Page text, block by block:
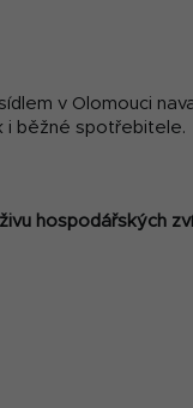
v Olomouci
i běžné spotřebitele.
hospodářských